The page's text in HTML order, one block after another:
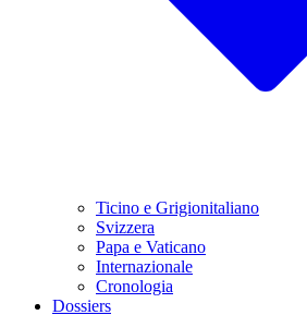
Ticino e Grigionitaliano
Svizzera
Papa e Vaticano
Internazionale
Cronologia
Dossiers